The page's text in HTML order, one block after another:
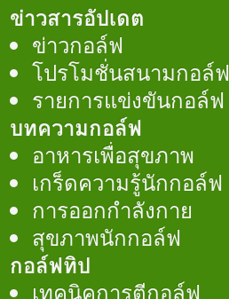
ข่าวสารอัปเดต
ข่าวกอล์ฟ
โปรโมชั่นสนามกอล์ฟ
รายการแข่งขันกอล์ฟ
บทความกอล์ฟ
อาหารเพื่อสุขภาพ
เกร็ดความรู้นักกอล์ฟ
การออกกำลังกาย
สุขภาพนักกอล์ฟ
กอล์ฟทิป